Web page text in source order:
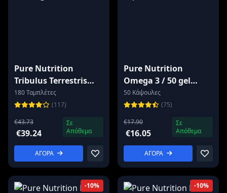
Pure Nutrition
Tribulus Terrestris
1000mg
180 Ταμπλέτες
(117)
€43.73
€39.24
Σε
Απόθεμα
ΑΓΟΡΑ
Pure Nutrition
Omega 3 / 50 gel
capsules
50 Κάψουλες
(75)
€17.90
€16.05
Σε
Απόθεμα
ΑΓΟΡΑ
-10% -10%